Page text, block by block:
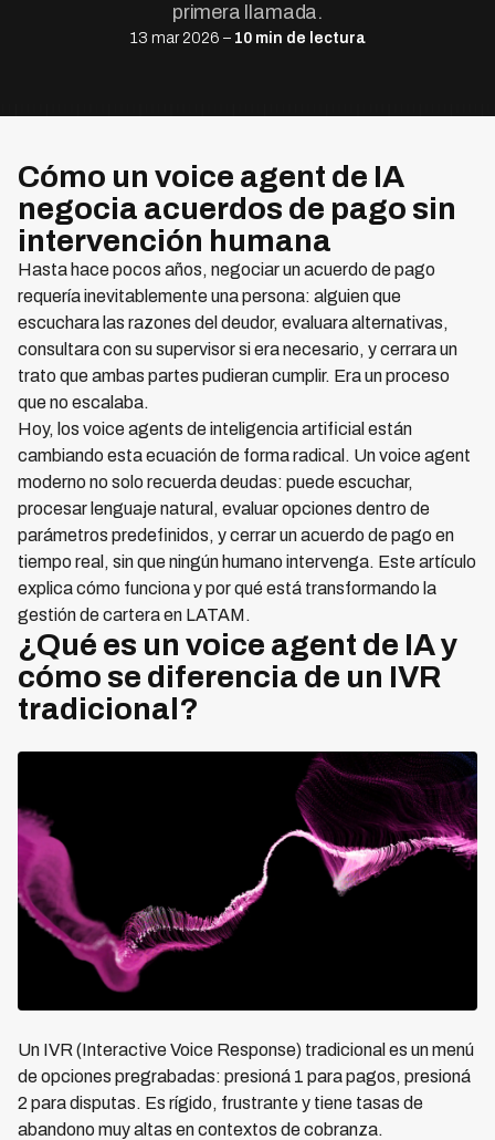
primera llamada.
13 mar 2026 – 10 min de lectura
Cómo un voice agent de IA
negocia acuerdos de pago sin
intervención humana
Hasta hace pocos años, negociar un acuerdo de pago
requería inevitablemente una persona: alguien que
escuchara las razones del deudor, evaluara alternativas,
consultara con su supervisor si era necesario, y cerrara un
trato que ambas partes pudieran cumplir. Era un proceso
que no escalaba.
Hoy, los voice agents de inteligencia artificial están
cambiando esta ecuación de forma radical. Un voice agent
moderno no solo recuerda deudas: puede escuchar,
procesar lenguaje natural, evaluar opciones dentro de
parámetros predefinidos, y cerrar un acuerdo de pago en
tiempo real, sin que ningún humano intervenga. Este artículo
explica cómo funciona y por qué está transformando la
gestión de cartera en LATAM.
¿Qué es un voice agent de IA y
cómo se diferencia de un IVR
tradicional?
Un IVR (Interactive Voice Response) tradicional es un menú
de opciones pregrabadas: presioná 1 para pagos, presioná
2 para disputas. Es rígido, frustrante y tiene tasas de
abandono muy altas en contextos de cobranza.